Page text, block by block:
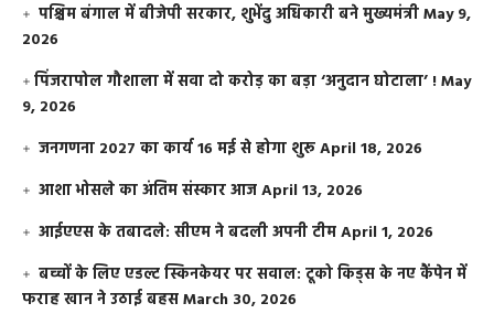
पश्चिम बंगाल में बीजेपी सरकार, शुभेंदु अधिकारी बने मुख्यमंत्रीMay 9,
2026
​पिंजरापोल गौशाला में सवा दो करोड़ का बड़ा ‘अनुदान घोटाला’ !May
9, 2026
जनगणना 2027 का कार्य 16 मई से होगा शुरूApril 18, 2026
आशा भोसले का अंतिम संस्कार आजApril 13, 2026
आईएएस के तबादले: सीएम ने बदली अपनी टीमApril 1, 2026
बच्चों के लिए एडल्ट स्किनकेयर पर सवाल: टूको किड्स के नए कैंपेन में
फराह खान ने उठाई बहसMarch 30, 2026